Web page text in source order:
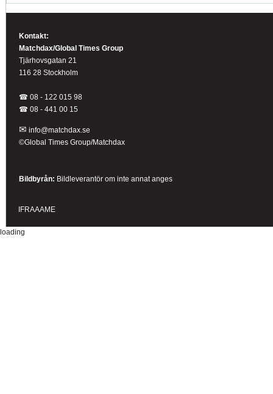
Kontakt:
Matchdax/Global Times Group
Tjärhovsgatan 21
116 28 Stockholm
☎ 08 - 122 015 98
☎ 08 - 441 00 15
✉ info@matchdax.se
©Global Times Group/Matchdax
Bildbyrån: Bildleverantör om inte annat anges
IFRAAAME
loading